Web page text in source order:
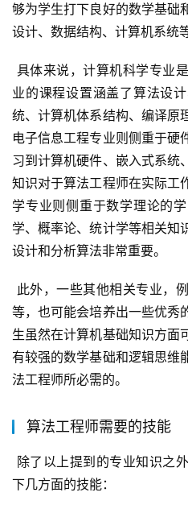
够为学生打下良好的数学基础
设计、数据结构、计算机系统
业的课程设置涵盖了算法设
统、计算机体系结构、编译原
电子信息工程专业则侧重于硬
习到计算机硬件、嵌入式系统
知识对于算法工程师在实际工
学专业则侧重于数学理论的
学、概率论、统计学等相关知
设计和分析算法非常重要。
等，也可能会培养出一些优秀
生虽然在计算机基础知识方面
有较强的数学基础和逻辑思维
法工程师所必需的。
算法工程师需要的技能
下几方面的技能：